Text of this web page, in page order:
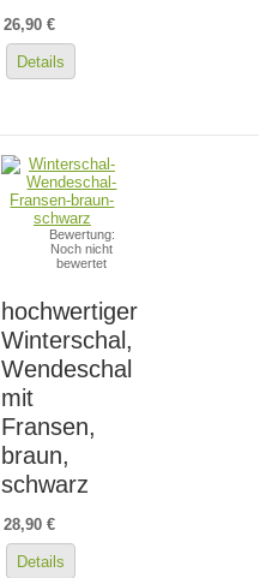
26,90 €
Details
Bewertung:
Noch nicht
bewertet
hochwertiger
Winterschal,
Wendeschal
mit
Fransen,
braun,
schwarz
28,90 €
Details